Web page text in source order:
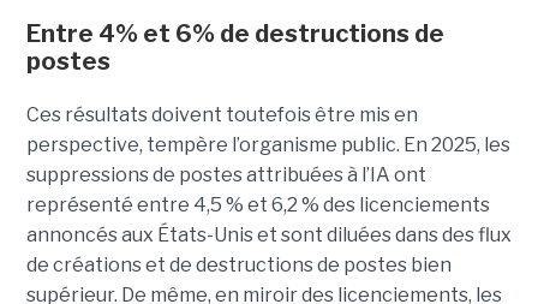
Entre 4% et 6% de destructions de
postes
Ces résultats doivent toutefois être mis en
perspective, tempère l’organisme public. En 2025, les
suppressions de postes attribuées à l’IA ont
représenté entre 4,5 % et 6,2 % des licenciements
annoncés aux États-Unis et sont diluées dans des flux
de créations et de destructions de postes bien
supérieur. De même, en miroir des licenciements, les